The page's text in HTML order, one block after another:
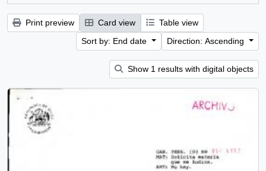
Print preview Card view
Table view
Sort by: End date
Direction: Ascending
Show 1 results with digital objects